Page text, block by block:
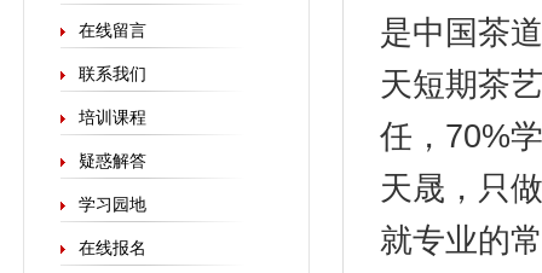
在线留言
联系我们
培训课程
疑惑解答
学习园地
在线报名
是中国茶
天短期茶
任，70%
天晟，只
就专业的